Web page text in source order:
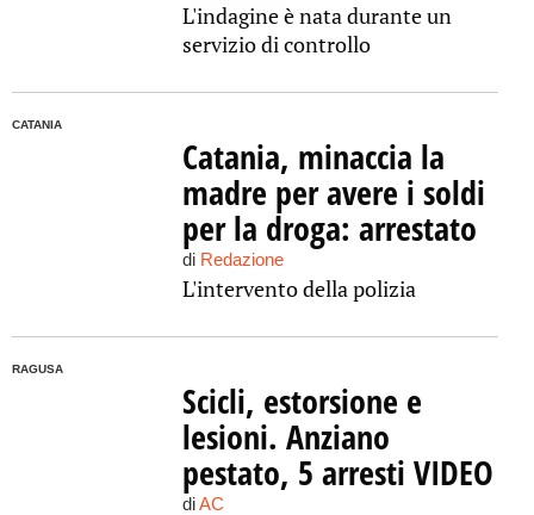
L'indagine è nata durante un
servizio di controllo
CATANIA
Catania, minaccia la
madre per avere i soldi
per la droga: arrestato
di Redazione
L'intervento della polizia
RAGUSA
Scicli, estorsione e
lesioni. Anziano
pestato, 5 arresti VIDEO
diAC